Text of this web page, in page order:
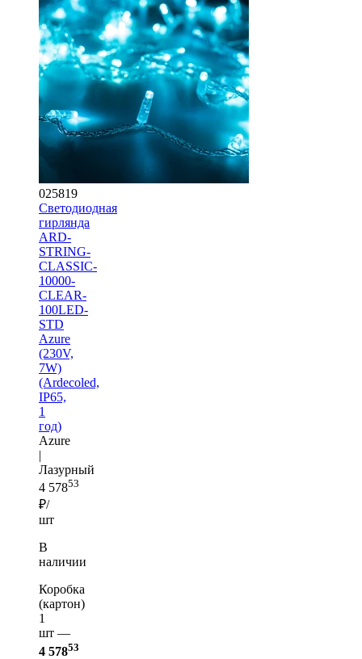
025819
Светодиодная
гирлянда
ARD-
STRING-
CLASSIC-
10000-
CLEAR-
100LED-
STD
Azure
(230V,
7W)
(Ardecoled,
IP65,
1
год)
Azure
|
Лазурный
4 57853
₽/
шт
В
наличии
Коробка
(картон)
1
шт —
4 57853